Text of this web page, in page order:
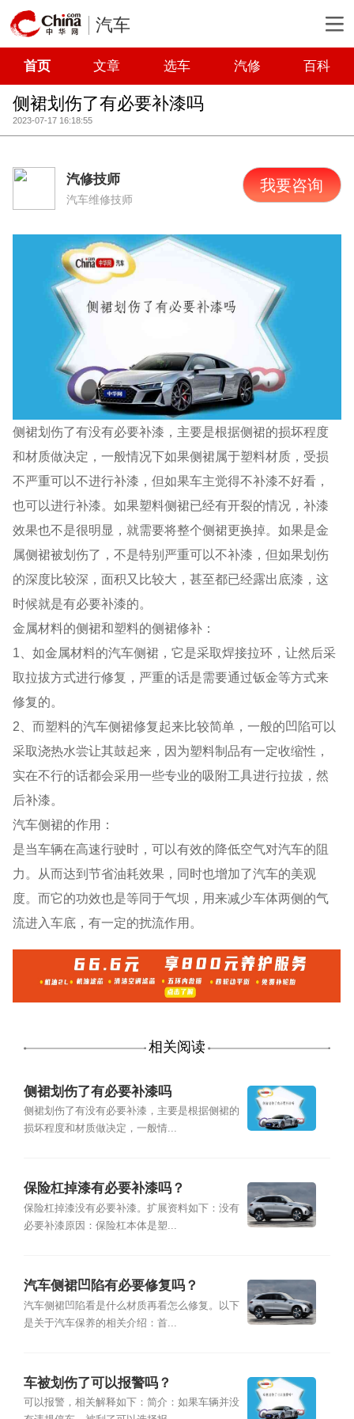
汽车
首页 文章 选车 汽修 百科
侧裙划伤了有必要补漆吗
2023-07-17 16:18:55
汽修技师
汽车维修技师
我要咨询
侧裙划伤了有没有必要补漆，主要是根据侧裙的损坏程度
和材质做决定，一般情况下如果侧裙属于塑料材质，受损
不严重可以不进行补漆，但如果车主觉得不补漆不好看，
也可以进行补漆。如果塑料侧裙已经有开裂的情况，补漆
效果也不是很明显，就需要将整个侧裙更换掉。如果是金
属侧裙被划伤了，不是特别严重可以不补漆，但如果划伤
的深度比较深，面积又比较大，甚至都已经露出底漆，这
时候就是有必要补漆的。
金属材料的侧裙和塑料的侧裙修补：
1、如金属材料的汽车侧裙，它是采取焊接拉环，让然后采
取拉拔方式进行修复，严重的话是需要通过钣金等方式来
修复的。
2、而塑料的汽车侧裙修复起来比较简单，一般的凹陷可以
采取浇热水尝让其鼓起来，因为塑料制品有一定收缩性，
实在不行的话都会采用一些专业的吸附工具进行拉拔，然
后补漆。
汽车侧裙的作用：
是当车辆在高速行驶时，可以有效的降低空气对汽车的阻
力。从而达到节省油耗效果，同时也增加了汽车的美观
度。而它的功效也是等同于气坝，用来减少车体两侧的气
流进入车底，有一定的扰流作用。
相关阅读
侧裙划伤了有必要补漆吗
侧裙划伤了有没有必要补漆，主要是根据侧裙的
损坏程度和材质做决定，一般情...
保险杠掉漆有必要补漆吗？
保险杠掉漆没有必要补漆。扩展资料如下：没有
必要补漆原因：保险杠本体是塑...
汽车侧裙凹陷有必要修复吗？
汽车侧裙凹陷看是什么材质再看怎么修复。以下
是关于汽车保养的相关介绍：首...
车被划伤了可以报警吗？
可以报警，相关解释如下：简介：如果车辆并没